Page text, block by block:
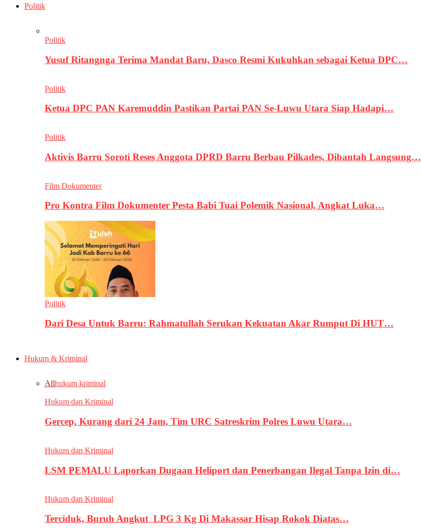
Politik
Politik
Yusuf Ritangnga Terima Mandat Baru, Dasco Resmi Kukuhkan sebagai Ketua DPC…
Politik
Ketua DPC PAN Karemuddin Pastikan Partai PAN Se-Luwu Utara Siap Hadapi…
Politik
Aktivis Barru Soroti Reses Anggota DPRD Barru Berbau Pilkades, Dibantah Langsung…
Film Dokumenter
Pro Kontra Film Dokumenter Pesta Babi Tuai Polemik Nasional, Angkat Luka…
Politik
Dari Desa Untuk Barru: Rahmatullah Serukan Kekuatan Akar Rumput Di HUT…
Hukum & Kriminal
Allhukum kriminal
Hukum dan Kriminal
Gercep, Kurang dari 24 Jam, Tim URC Satreskrim Polres Luwu Utara…
Hukum dan Kriminal
LSM PEMALU Laporkan Dugaan Heliport dan Penerbangan Ilegal Tanpa Izin di…
Hukum dan Kriminal
Terciduk, Buruh Angkut LPG 3 Kg Di Makassar Hisap Rokok Diatas…